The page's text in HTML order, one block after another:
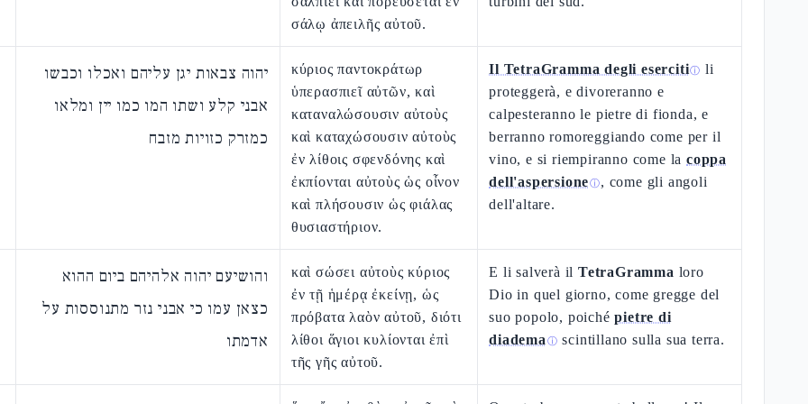
σάλῳ ἀπειλῆς αὐτοῦ.
יהוה צבאות יגן עליהם ואכלו וכבשו
אבני קלע ושתו המו כמו יין ומלאו
כמזרק כזויות מזבח
κύριος παντοκράτωρ
ὑπερασπιεῖ αὐτῶν, καὶ
καταναλώσουσιν αὐτοὺς
καὶ καταχώσουσιν αὐτοὺς
ἐν λίθοις σφενδόνης καὶ
ἐκπίονται αὐτοὺς ὡς οἶνον
καὶ πλήσουσιν ὡς φιάλας
θυσιαστήριον.
Il TetraGramma degli esercitiⓘ li
proteggerà, e divoreranno e
calpesteranno le pietre di fionda, e
berranno romoreggiando come per il
vino, e si riempiranno come lacoppa
dell'aspersioneⓘ, come gli angoli
dell'altare.
והושיעם יהוה אלהיהם ביום ההוא
כצאן עמו כי אבני נזר מתנוססות על
אדמתו
καὶ σώσει αὐτοὺς κύριος
ἐν τῇ ἡμέρᾳ ἐκείνῃ, ὡς
πρόβατα λαὸν αὐτοῦ, διότι
λίθοι ἅγιοι κυλίονται ἐπὶ
τῆς γῆς αὐτοῦ.
E li salverà ilTetraGramma loro
Dio in quel giorno, come gregge del
suo popolo, poichépietre di
diadema ⓘ scintillano sulla sua terra.